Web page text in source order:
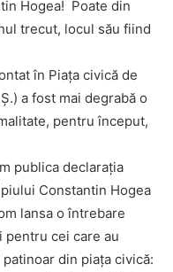
Hogea! Poate din
trecut, locul său fiind
în Piața civică de
a fost mai degrabă o
pentru început,
publica declarația
Constantin Hogea
lansa o întrebare
pentru cei care au
din piața civică: